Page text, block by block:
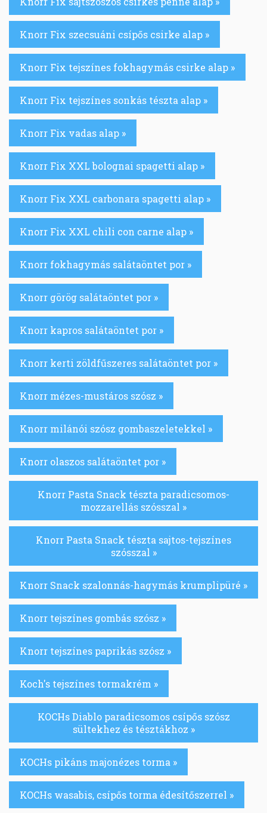
Knorr Fix szecsuáni csípős csirke alap »
Knorr Fix tejszínes fokhagymás csirke alap »
Knorr Fix tejszínes sonkás tészta alap »
Knorr Fix vadas alap »
Knorr Fix XXL bolognai spagetti alap »
Knorr Fix XXL carbonara spagetti alap »
Knorr Fix XXL chili con carne alap »
Knorr fokhagymás salátaöntet por »
Knorr görög salátaöntet por »
Knorr kapros salátaöntet por »
Knorr kerti zöldfűszeres salátaöntet por »
Knorr mézes-mustáros szósz »
Knorr milánói szósz gombaszeletekkel »
Knorr olaszos salátaöntet por »
Knorr Pasta Snack tészta paradicsomos-
mozzarellás szósszal »
Knorr Pasta Snack tészta sajtos-tejszínes
szósszal »
Knorr Snack szalonnás-hagymás krumplipüré »
Knorr tejszínes gombás szósz »
Knorr tejszínes paprikás szósz »
Koch's tejszínes tormakrém »
KOCHs Diablo paradicsomos csípős szósz
sültekhez és tésztákhoz »
KOCHs pikáns majonézes torma »
KOCHs wasabis, csípős torma édesítőszerrel »